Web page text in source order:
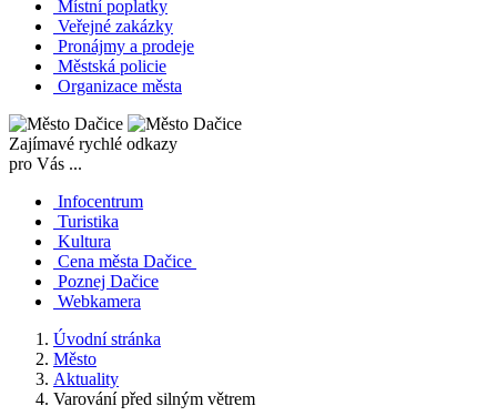
Místní poplatky
Veřejné zakázky
Pronájmy a prodeje
Městská policie
Organizace města
Zajímavé rychlé odkazy
pro Vás ...
Infocentrum
Turistika
Kultura
Cena města Dačice
Poznej Dačice
Webkamera
Úvodní stránka
Město
Aktuality
Varování před silným větrem